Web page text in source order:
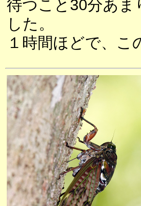
待つこと30分あま
した。
１時間ほどで、